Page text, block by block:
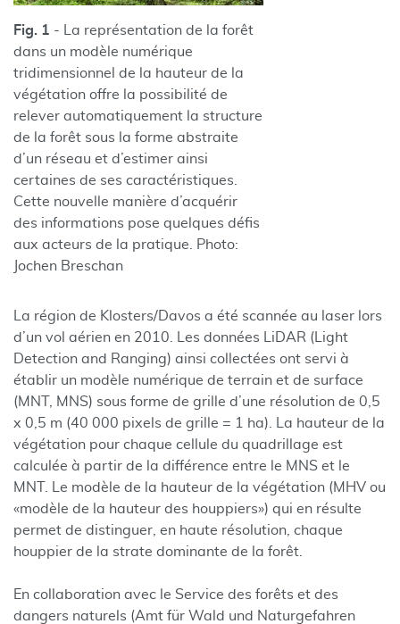
Fig. 1 - La représentation de la forêt
dans un modèle numérique
tridimensionnel de la hauteur de la
végétation offre la possibilité de
relever automatiquement la structure
de la forêt sous la forme abstraite
d’un réseau et d’estimer ainsi
certaines de ses caractéristiques.
Cette nouvelle manière d’acquérir
des informations pose quelques défis
aux acteurs de la pratique. Photo:
Jochen Breschan
La région de Klosters/Davos a été scannée au laser lors
d’un vol aérien en 2010. Les données LiDAR (Light
Detection and Ranging) ainsi collectées ont servi à
établir un modèle numérique de terrain et de surface
(MNT, MNS) sous forme de grille d’une résolution de 0,5
x 0,5 m (40 000 pixels de grille = 1 ha). La hauteur de la
végétation pour chaque cellule du quadrillage est
calculée à partir de la différence entre le MNS et le
MNT. Le modèle de la hauteur de la végétation (MHV ou
«modèle de la hauteur des houppiers») qui en résulte
permet de distinguer, en haute résolution, chaque
houppier de la strate dominante de la forêt.
En collaboration avec le Service des forêts et des
dangers naturels (Amt für Wald und Naturgefahren